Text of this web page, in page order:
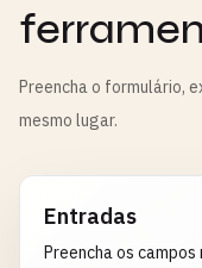
Preencha o formulário,
mesmo lugar.
Entradas
Preencha os